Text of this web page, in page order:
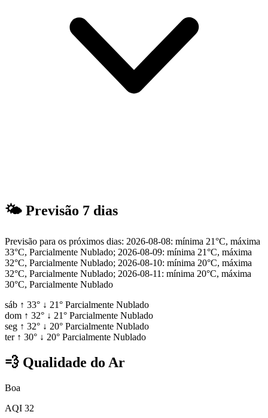
🌤 Previsão 7 dias
Previsão para os próximos dias: 2026-08-08: mínima 21°C, máxima
33°C, Parcialmente Nublado; 2026-08-09: mínima 21°C, máxima
32°C, Parcialmente Nublado; 2026-08-10: mínima 20°C, máxima
32°C, Parcialmente Nublado; 2026-08-11: mínima 20°C, máxima
30°C, Parcialmente Nublado
sáb ↑ 33° ↓ 21° Parcialmente Nublado
dom ↑ 32° ↓ 21° Parcialmente Nublado
seg ↑ 32° ↓ 20° Parcialmente Nublado
ter ↑ 30° ↓ 20° Parcialmente Nublado
💨 Qualidade do Ar
Boa
AQI 32